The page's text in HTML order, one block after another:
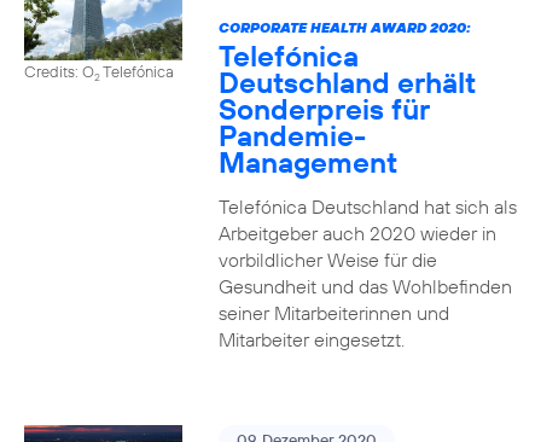
Credits: O2Telefónica
CORPORATE HEALTH AWARD 2020:
Telefónica
Deutschland erhält
Sonderpreis für
Pandemie-
Management
Telefónica Deutschland hat sich als
Arbeitgeber auch 2020 wieder in
vorbildlicher Weise für die
Gesundheit und das Wohlbefinden
seiner Mitarbeiterinnen und
Mitarbeiter eingesetzt.